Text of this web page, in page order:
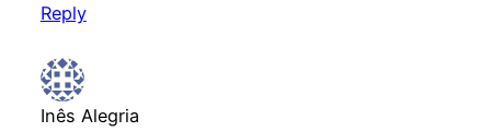
Reply
Inês Alegria